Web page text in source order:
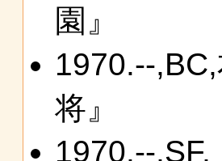
園』
1970.--
将』
1970.--